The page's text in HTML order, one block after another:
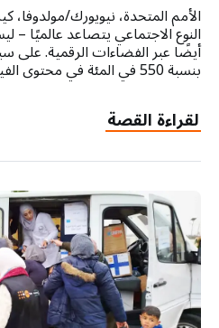
الأمم المتحدة، نيويورك/مولدوفا،
النوع الاجتماعي يتصاعد عالميًا
أيضًا عبر الفضاءات الرقمية. على
بنسبة 550 في المئة في محتوى الفيديو المسيء…
لقراءة القصة